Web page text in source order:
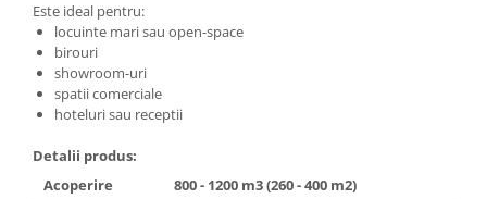
Este ideal pentru:
locuinte mari sau open-space
birouri
showroom-uri
spatii comerciale
hoteluri sau receptii
Detalii produs:
Acoperire
800 - 1200 m3 (260 - 400 m2)